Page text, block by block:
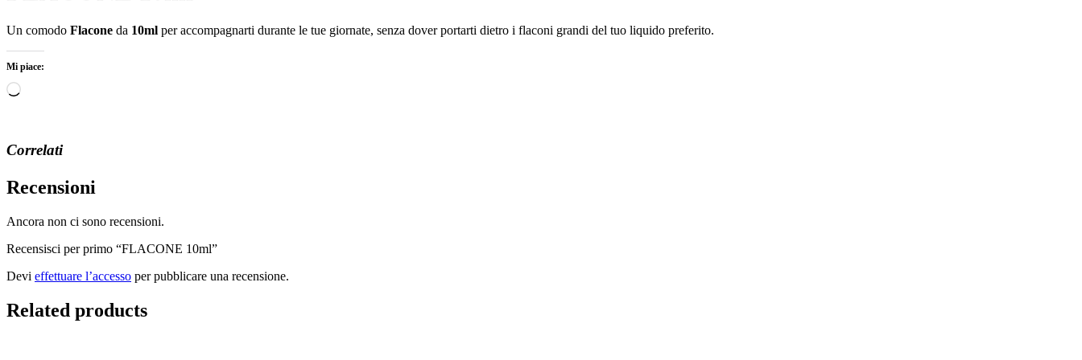
Un comodo Flacone da 10ml per accompagnarti durante le tue giornate, senza dover portarti dietro i flaconi grandi del tuo liquido preferito.
Mi piace:
Caricamento
Correlati
Recensioni
Ancora non ci sono recensioni.
Recensisci per primo “FLACONE 10ml”
Devi effettuare l’accesso per pubblicare una recensione.
Related products